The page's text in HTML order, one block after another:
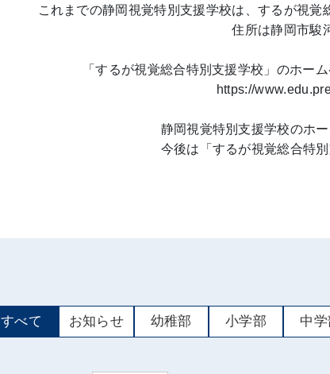
これまでの静岡視覚特別支援学校は、するが視覚
住所は静岡市駿
「するが視覚総合特別支援学校」のホー
https://
静岡視覚特別支援学校のホ
今後は「するが視覚総合特
すべて お知らせ 幼稚部 小学部 中学